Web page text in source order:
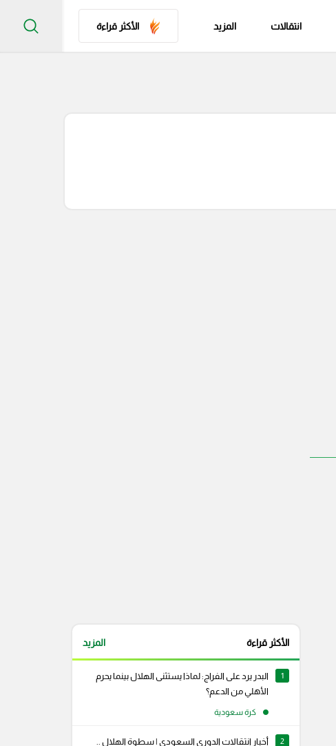
انتقالات المزيد الأكثر قراءة
الأكثر قراءة المزيد
1
البدر يرد على الفراج: لماذا يستثنى الهلال بينما يحرم
الأهلي من الدعم؟
كرة سعودية
2
أخبار انتقالات الدوري السعودي | سطوة الهلال ..